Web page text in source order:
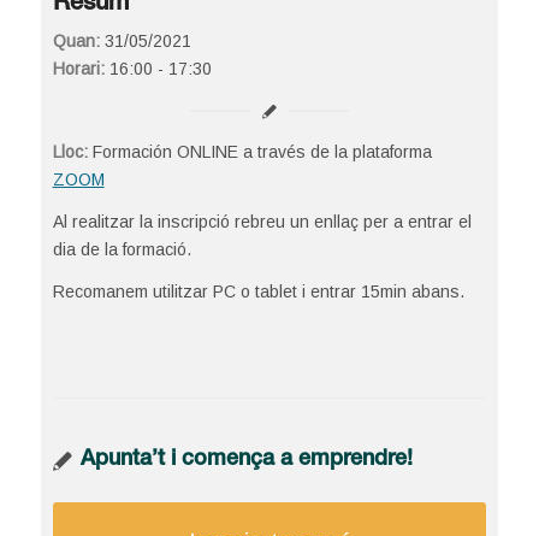
Resum
Quan:31/05/2021
Horari:16:00 - 17:30
Lloc:Formación ONLINE a través de la plataforma
ZOOM
Al realitzar la inscripció rebreu un enllaç per a entrar el
dia de la formació.
Recomanem utilitzar PC o tablet i entrar 15min abans.
Apunta’t i comença a emprendre!